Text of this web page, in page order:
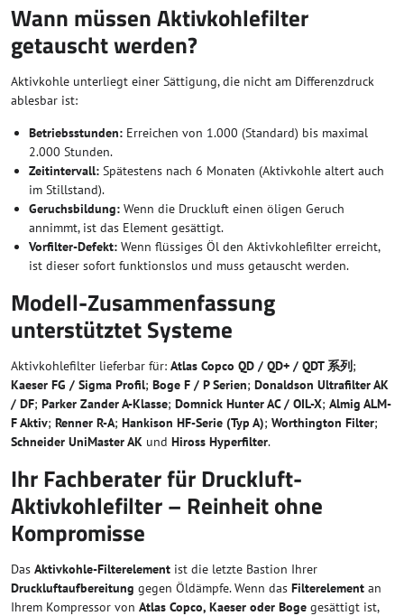
Wann müssen Aktivkohlefilter
getauscht werden?
Aktivkohle unterliegt einer Sättigung, die nicht am Differenzdruck
ablesbar ist:
Betriebsstunden: Erreichen von 1.000 (Standard) bis maximal
2.000 Stunden.
Zeitintervall: Spätestens nach 6 Monaten (Aktivkohle altert auch
im Stillstand).
Geruchsbildung: Wenn die Druckluft einen öligen Geruch
annimmt, ist das Element gesättigt.
Vorfilter-Defekt: Wenn flüssiges Öl den Aktivkohlefilter erreicht,
ist dieser sofort funktionslos und muss getauscht werden.
Modell-Zusammenfassung
unterstütztet Systeme
Aktivkohlefilter lieferbar für: Atlas Copco QD / QD+ / QDT 系列;
Kaeser FG / Sigma Profil; Boge F / P Serien; Donaldson Ultrafilter AK
/ DF; Parker Zander A-Klasse; Domnick Hunter AC / OIL-X; Almig ALM-
F Aktiv; Renner R-A; Hankison HF-Serie (Typ A); Worthington Filter;
Schneider UniMaster AK und Hiross Hyperfilter.
Ihr Fachberater für Druckluft-
Aktivkohlefilter – Reinheit ohne
Kompromisse
Das Aktivkohle-Filterelement ist die letzte Bastion Ihrer
Druckluftaufbereitung gegen Öldämpfe. Wenn das Filterelement an
Ihrem Kompressor von Atlas Copco, Kaeser oder Boge gesättigt ist,